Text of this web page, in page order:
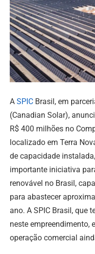
A SPIC Brasil, em
(Canadian Solar),
R$ 400 milhões no
localizado em Terra
de capacidade
importante iniciativa
renovável no Brasil,
para abastecer
ano. A SPIC Brasil, que
neste empreendimento,
operação comercial